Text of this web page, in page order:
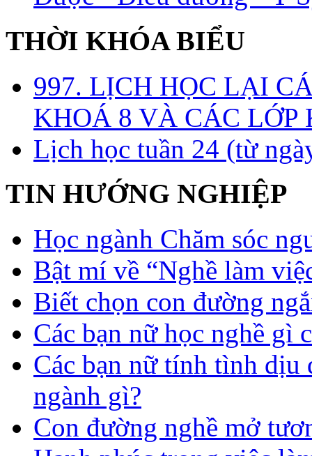
THỜI KHÓA BIỂU
997. LỊCH HỌC LẠI
KHOÁ 8 VÀ CÁC LỚP
Lịch học tuần 24 (từ
TIN HƯỚNG NGHIỆP
Học ngành Chăm sóc
Bật mí về “Nghề làm
Biết chọn con đường
Các bạn nữ học nghề gì
Các bạn nữ tính tình dịu
ngành gì?
Con đường nghề mở